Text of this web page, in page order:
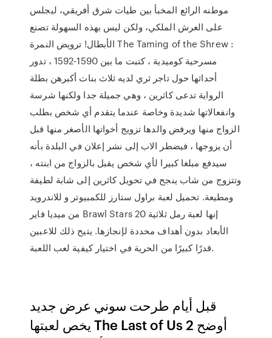
موطنه الرائع المخبأ بين طيات شرق أفريقي، ليجلس
على العرش الملكي، ولكن ليس بهذه السهولة تصنع
الأبطال! ترويض النمرة The Taming of the Shrew :
مسرحية كوميدية ، كتبت ما بين 1590-1592 ، تدور
أحداثها حول تاجر ثري لديه ثلاث بنات أكبرهن بطلة
الرواية تدعى كاثرين ، وهي جميلة جدا ولكنها شرسة
وانفعالاتها شديدة وخاصة عندما يتقدم أي شخص بطلب
الزواج منها ويرفض والدها تزويج أخواتها الأصغر منها قبل
أن يزوجها ، فيضطر الاب إلى نشر إعلان في البلدة بأنه
سيدفع مبلغا كبيرا لأي شخص يقبل بالزواج من ابنته ،
وتتزوج من شاب ينجح في تحويل كاثرين إلى شابة لطيفة
ومطيعة. تحميل لعبة براول ستارز للكمبيوتر و للاندرويد
من ميديا فاير Brawl Stars 20 إنها لعبة رمل ثلاثية
الأبعاد بدون أهداف محددة لإنجازها. يتيح ذلك للاعبين
قدرًا كبيرًا من الحرية في اختيار كيفية لعب اللعبة.
قبل أيام طرحت سوني عرض جديد
يخص لعبتها The Last of Us 2 أوضح